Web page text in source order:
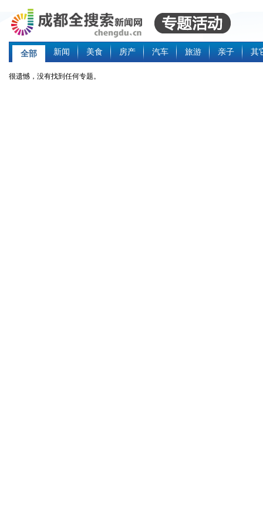
全部 新闻 美食 房产 汽车 旅游 亲子 其
很遗憾，没有找到任何专题。